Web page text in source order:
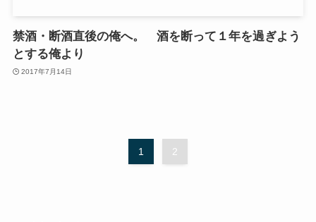
禁酒・断酒直後の俺へ。 酒を断って１年を過ぎよう
とする俺より
2017年7月14日
1 2